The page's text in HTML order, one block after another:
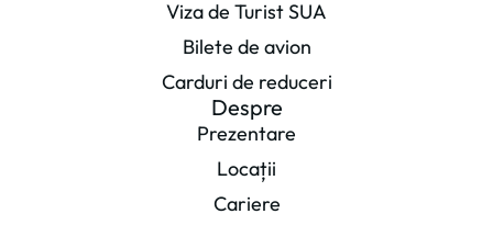
Viza de Turist SUA
Bilete de avion
Carduri de reduceri
Despre
Prezentare
Locații
Cariere